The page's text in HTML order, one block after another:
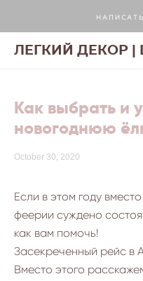
Н А П И С А Т
ЛЕГКИЙ ДЕКОР |
October 30, 2020
Как выбрать и
новогоднюю
Если в этом году
феерии суждено
как вам помочь!
Засекреченный рейс в
Вместо этого